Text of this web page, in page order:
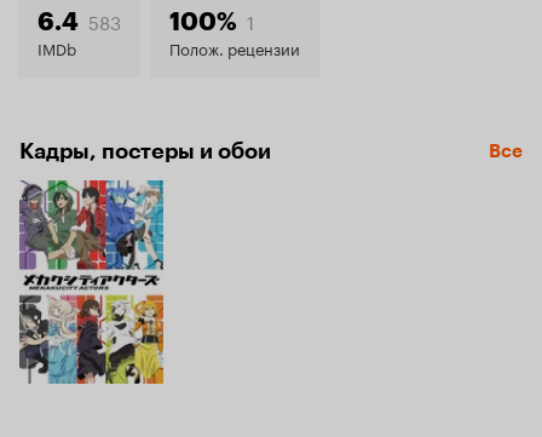
6.7
6.4 583
IMDb
100% 1
Полож. рецензии
Кадры, постеры и обои Все